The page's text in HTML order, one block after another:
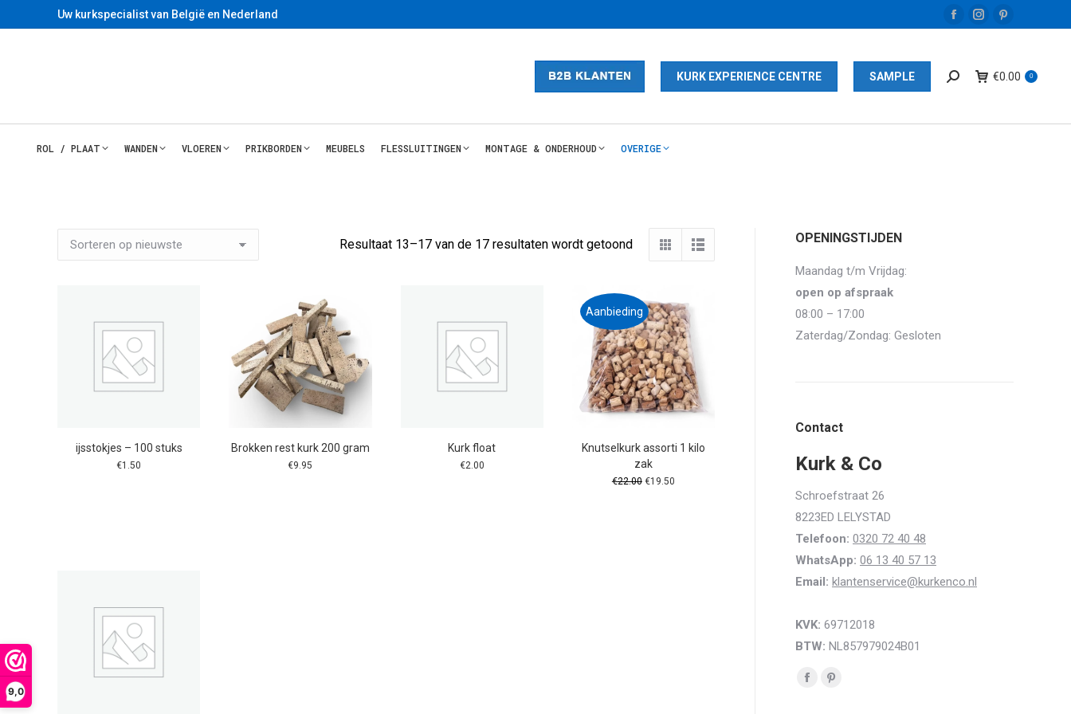
9,0
Uw kurkspecialist van België en Nederland
Facebook
in
window
Instagram
in
window
Pinterest
in
window
KURK EXPERIENCE CENTRE SAMPLE €0.00 0
ROL / PLAAT WANDEN VLOEREN PRIKBORDEN MEUBELS FLESSLUITINGEN MONTAGE & ONDERHOUD OVERIGE
Resultaat 13–17 van de 17 resultaten wordt getoondGesorteerd
ijsstokjes – 100 stuks
€1.50
Brokken rest kurk 200 gram
€9.95
Kurk float
€2.00
Aanbieding
Knutselkurk assorti 1 kilo
zak
€22.00 Oorspronkelijke
€19.50Huidige
OPENINGSTIJDEN
Maandag t/m Vrijdag:
open op afspraak
08:00 – 17:00
Zaterdag/Zondag: Gesloten
Contact
Kurk & Co
Schroefstraat 26
8223ED LELYSTAD
Telefoon: 0320 72 40 48
WhatsApp: 06 13 40 57 13
Email: klantenservice@kurkenco.nl
KVK: 69712018
BTW: NL857979024B01
Vind ons op:
FacebookPinterest